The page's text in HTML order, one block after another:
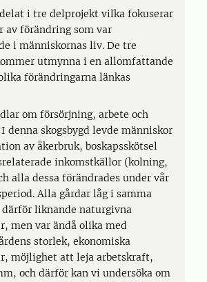
i tre delprojekt vilka fokuserar
av förändring som var
i människornas liv. De tre
utmynna i en allomfattande
förändringarna länkas
om försörjning, arbete och
denna skogsbygd levde människor
av åkerbruk, boskapsskötsel
inkomstkällor (kolning,
alla dessa förändrades under vår
Alla gårdar låg i samma
därför liknande naturgivna
men var ändå olika med
storlek, ekonomiska
möjlighet att leja arbetskraft,
och därför kan vi undersöka om